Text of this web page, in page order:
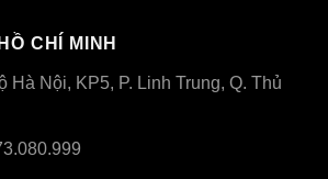
CHÍ MINH
Hà Nội, KP5, P. Linh Trung, Q. Thủ